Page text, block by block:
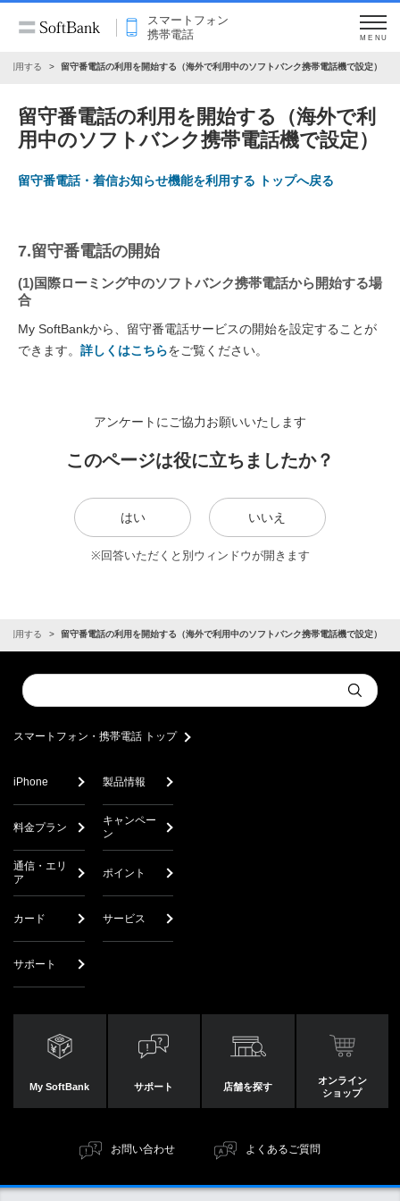
スマートフォン
携帯電話
MENU
利用する 留守番電話の利用を開始する（海外で利用中のソフトバンク携帯電話機で設定）
留守番電話の利用を開始する（海外で利
用中のソフトバンク携帯電話機で設定）
留守番電話・着信お知らせ機能を利用する トップへ戻る
7.留守番電話の開始
(1)国際ローミング中のソフトバンク携帯電話から開始する場
合
My SoftBankから、留守番電話サービスの開始を設定することが
できます。 詳しくはこちらをご覧ください。
アンケートにご協力お願いいたします
このページは役に立ちましたか？
はい いいえ
※回答いただくと別ウィンドウが開きます
利用する 留守番電話の利用を開始する（海外で利用中のソフトバンク携帯電話機で設定）
Conduct
a
Submit
スマートフォン・携帯電話 トップ
iPhone 製品情報
料金プラン
キャンペー
ン
通信・エリ
ア
ポイント
カード サービス
サポート
My SoftBank サポート 店舗を探す
オンライン
ショップ
お問い合わせ よくあるご質問